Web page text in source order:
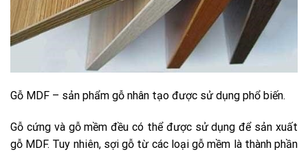
Gỗ MDF – sản phẩm gỗ nhân tạo được sử dụng phổ biến.
Gỗ cứng và gỗ mềm đều có thể được sử dụng để sản xuất
gỗ MDF. Tuy nhiên, sợi gỗ từ các loại gỗ mềm là thành phần